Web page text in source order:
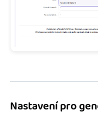
Nastavení pro